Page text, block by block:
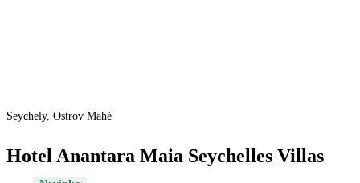
Seychely, Ostrov Mahé
Hotel Anantara Maia Seychelles Villas